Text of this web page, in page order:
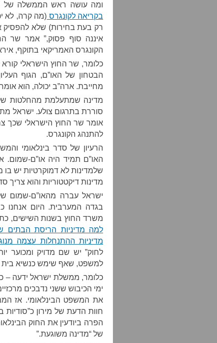
ומה עושה ראש הממשלה של
בקריאה לקונגרס (מה קרה, לא
רק בעת בחירות) שלא להפסיק
איננה סוף פסוק,” אמר שר
הקונגרס האמריקאי בתוקף,
כלומר, שר החוץ הישראלי
הבטחון של האו”ם, הגוף
מחייבת. ארה”ב יכולה, הוא
סוררת בתרגום צולע. ישראל
אומר שר החוץ הישראלי שכך
להתנהג הקונגרס.
הרעיון של סדר בינלאומי
האו”ם תמיד היה או”ם-שמום.
שלמדינות לא דמוקרטיות יש
מדינות דיקטטוריות והוא צריך
ישראל עברה מהאו”ם-שמום
בגדה המערבית. היום אנחנו
משרד החוץ בשנות השישים,
למה מדיניות הריסת הבתים
מדיניות ההתנחלות עצמה
לחוק” יש שם מדויק ומכוער
למשפט, שאף שימש כנשיא בית
כלומר, ממשלת ישראל ידעה –
ימי הכיבוש ששני נדבכים
את המשפט הבינלאומי. אז
חוות הדעת של מירון כ”סודיות
הפרה ביודעין את החוק
של “מדינה משוגעת.”